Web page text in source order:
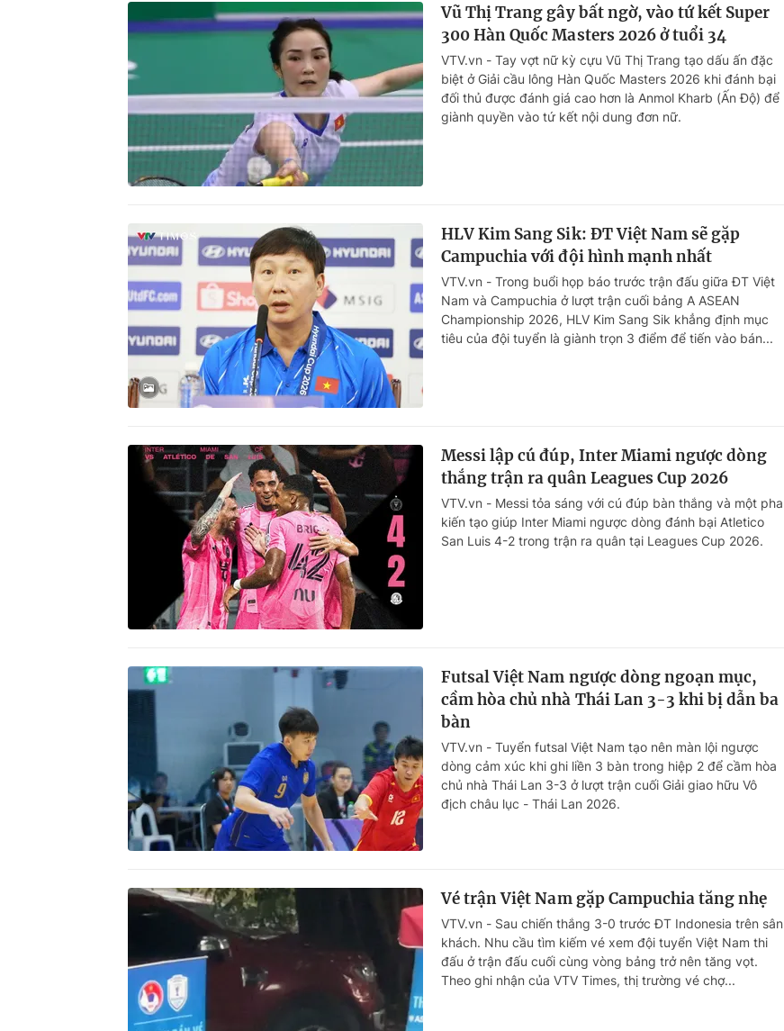
Vũ Thị Trang gây bất ngờ, vào tứ kết Super
300 Hàn Quốc Masters 2026 ở tuổi 34
VTV.vn - Tay vợt nữ kỳ cựu Vũ Thị Trang tạo dấu ấn đặc
biệt ở Giải cầu lông Hàn Quốc Masters 2026 khi đánh bại
đối thủ được đánh giá cao hơn là Anmol Kharb (Ấn Độ) để
giành quyền vào tứ kết nội dung đơn nữ.
HLV Kim Sang Sik: ĐT Việt Nam sẽ gặp
Campuchia với đội hình mạnh nhất
VTV.vn - Trong buổi họp báo trước trận đấu giữa ĐT Việt
Nam và Campuchia ở lượt trận cuối bảng A ASEAN
Championship 2026, HLV Kim Sang Sik khẳng định mục
tiêu của đội tuyển là giành trọn 3 điểm để tiến vào bán...
Messi lập cú đúp, Inter Miami ngược dòng
thắng trận ra quân Leagues Cup 2026
VTV.vn - Messi tỏa sáng với cú đúp bàn thắng và một pha
kiến tạo giúp Inter Miami ngược dòng đánh bại Atletico
San Luis 4-2 trong trận ra quân tại Leagues Cup 2026.
Futsal Việt Nam ngược dòng ngoạn mục,
cầm hòa chủ nhà Thái Lan 3-3 khi bị dẫn ba
bàn
VTV.vn - Tuyển futsal Việt Nam tạo nên màn lội ngược
dòng cảm xúc khi ghi liền 3 bàn trong hiệp 2 để cầm hòa
chủ nhà Thái Lan 3-3 ở lượt trận cuối Giải giao hữu Vô
địch châu lục - Thái Lan 2026.
Vé trận Việt Nam gặp Campuchia tăng nhẹ
VTV.vn - Sau chiến thắng 3-0 trước ĐT Indonesia trên sân
khách. Nhu cầu tìm kiếm vé xem đội tuyển Việt Nam thi
đấu ở trận đấu cuối cùng vòng bảng trở nên tăng vọt.
Theo ghi nhận của VTV Times, thị trường vé chợ...